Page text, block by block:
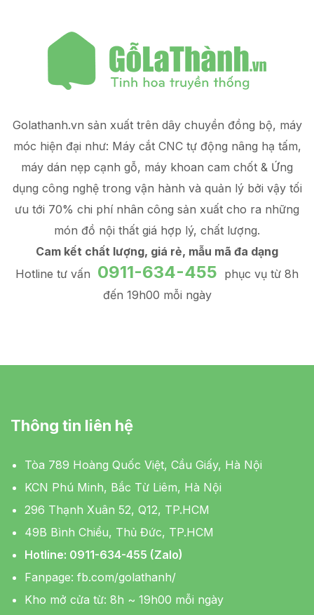
Golathanh.vn sản xuất trên dây chuyền đồng bộ, máy
móc hiện đại như: Máy cắt CNC tự động nâng hạ tấm,
máy dán nẹp cạnh gỗ, máy khoan cam chốt & Ứng
dụng công nghệ trong vận hành và quản lý bởi vậy tối
ưu tới 70% chi phí nhân công sản xuất cho ra những
món đồ nội thất giá hợp lý, chất lượng.
Cam kết chất lượng, giá rẻ, mẫu mã đa dạng
Hotline tư vấn 0911-634-455 phục vụ từ 8h
đến 19h00 mỗi ngày
Thông tin liên hệ
Tòa 789 Hoàng Quốc Việt, Cầu Giấy, Hà Nội
KCN Phú Minh, Bắc Từ Liêm, Hà Nội
296 Thạnh Xuân 52, Q12, TP.HCM
49B Bình Chiểu, Thủ Đức, TP.HCM
Hotline: 0911-634-455 (Zalo)
Fanpage: fb.com/golathanh/
Kho mở cửa từ: 8h ~ 19h00 mỗi ngày